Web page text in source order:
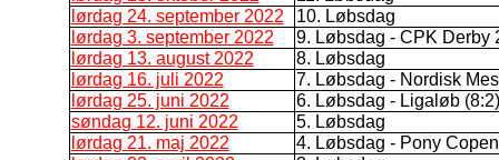
lørdag 24. september 2022
10. Løbsdag
lørdag 3. september 2022
9. Løbsdag - CPK Derby
lørdag 13. august 2022
8. Løbsdag
lørdag 16. juli 2022
7. Løbsdag - Nordisk
lørdag 25. juni 2022
6. Løbsdag - Ligaløb
søndag 12. juni 2022
5. Løbsdag
lørdag 21. maj 2022
4. Løbsdag - Pony